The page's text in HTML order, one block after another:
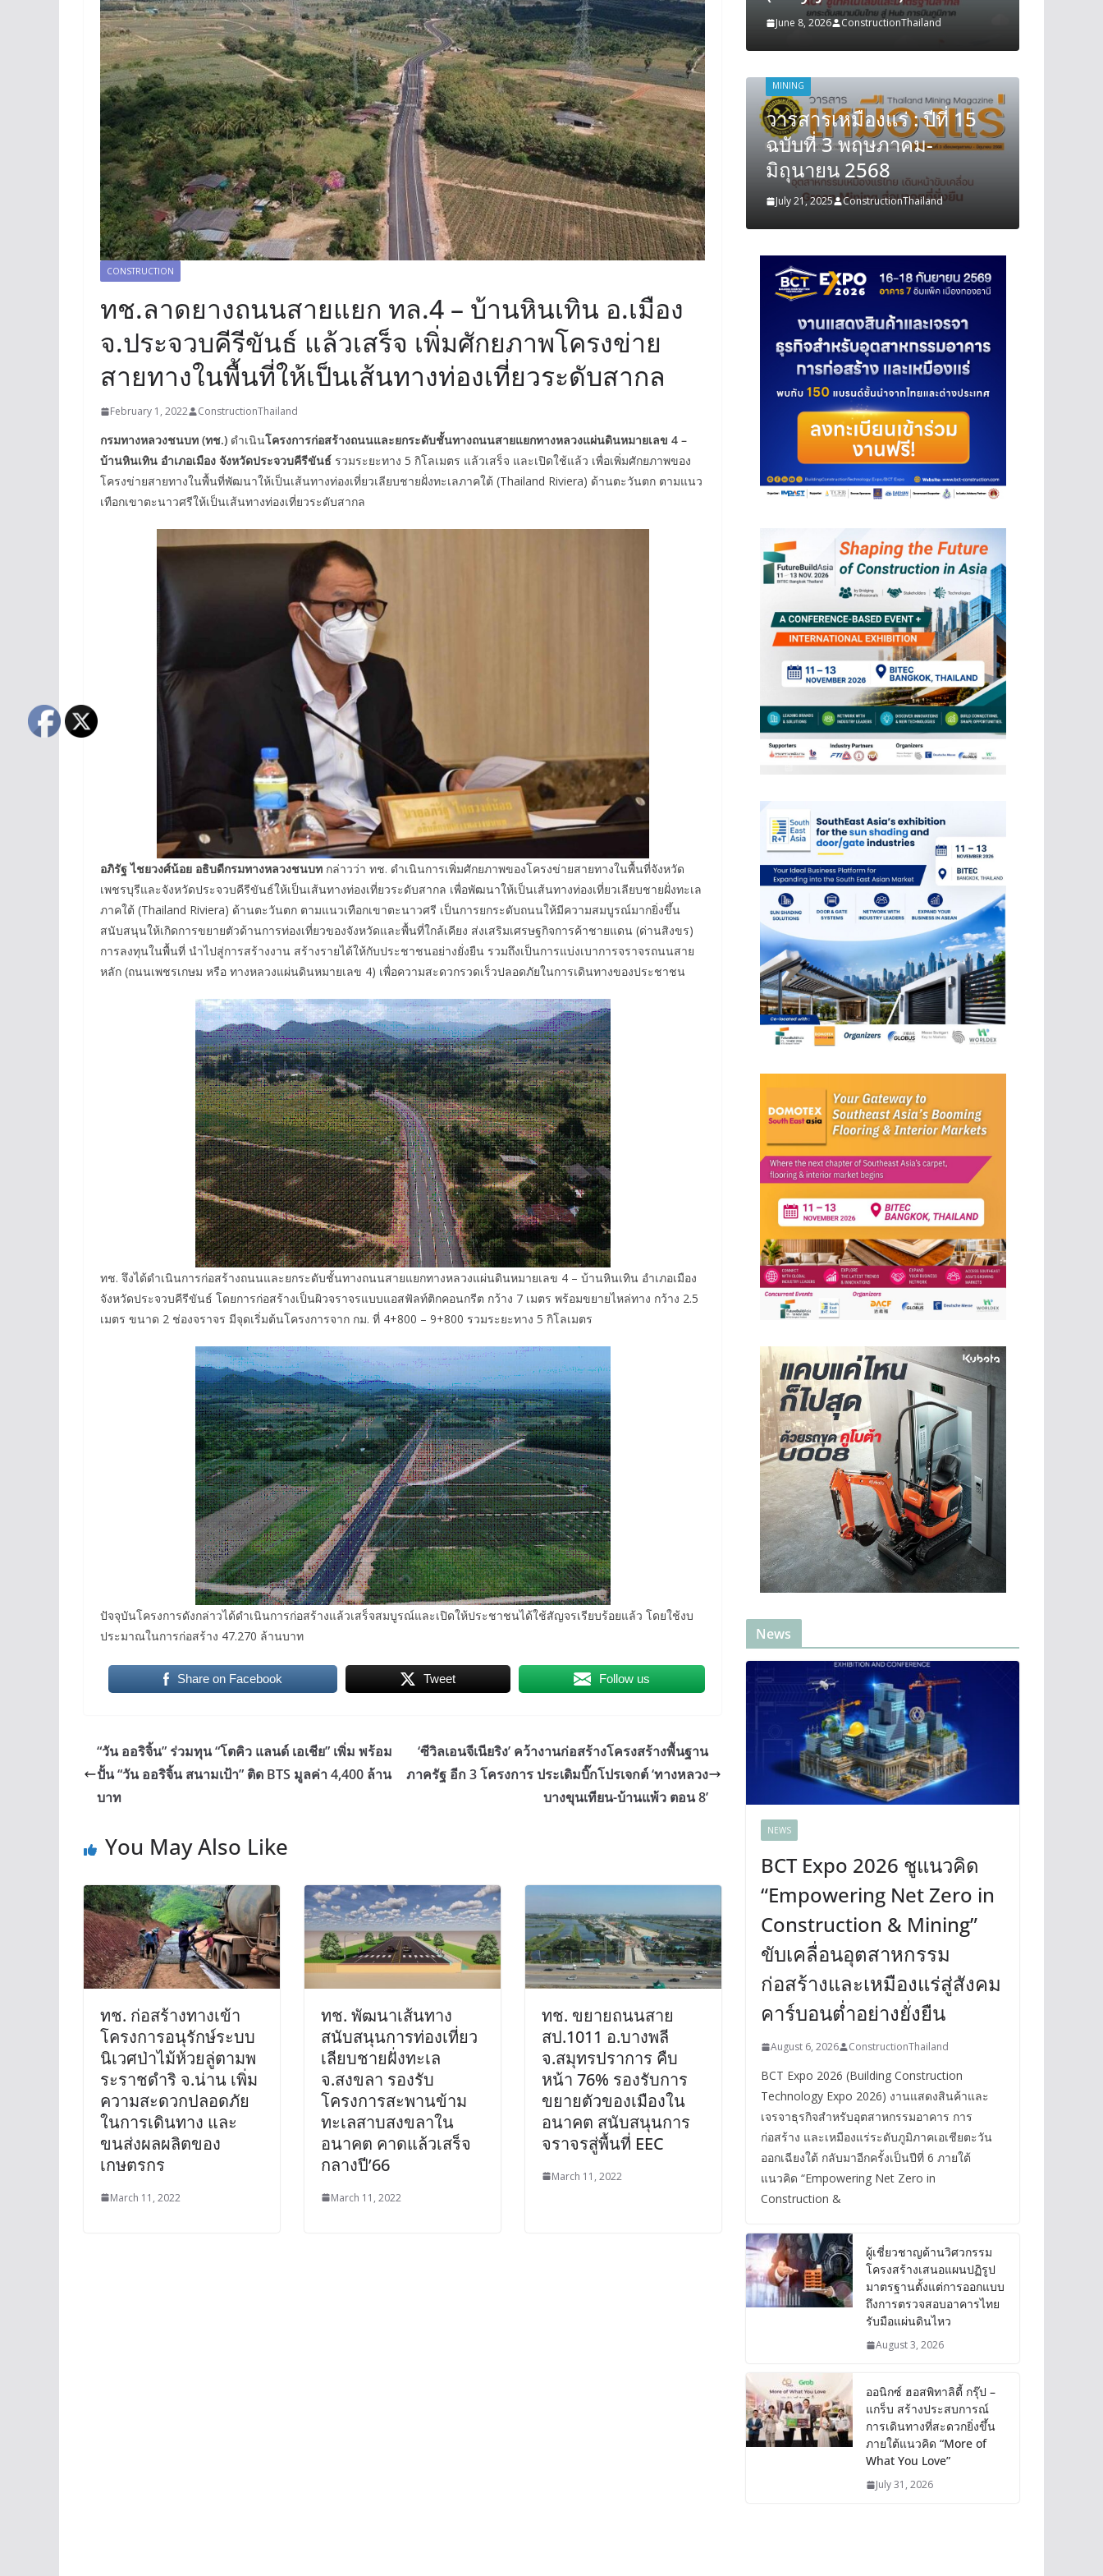
CONSTRUCTION
ทช.ลาดยางถนนสายแยก ทล.4 – บ้านหินเทิน อ.เมือง
จ.ประจวบคีรีขันธ์ แล้วเสร็จ เพิ่มศักยภาพโครงข่าย
สายทางในพื้นที่ให้เป็นเส้นทางท่องเที่ยวระดับสากล
February 1, 2022 ConstructionThailand
กรมทางหลวงชนบท (ทช.) ดำเนินโครงการก่อสร้างถนนและยกระดับชั้นทางถนนสายแยกทางหลวงแผ่นดินหมายเลข 4 –
บ้านหินเทิน อำเภอเมือง จังหวัดประจวบคีรีขันธ์ รวมระยะทาง 5 กิโลเมตร แล้วเสร็จ และเปิดใช้แล้ว เพื่อเพิ่มศักยภาพของ
โครงข่ายสายทางในพื้นที่พัฒนาให้เป็นเส้นทางท่องเที่ยวเลียบชายฝั่งทะเลภาคใต้ (Thailand Riviera) ด้านตะวันตก ตามแนว
เทือกเขาตะนาวศรีให้เป็นเส้นทางท่องเที่ยวระดับสากล
อภิรัฐ ไชยวงศ์น้อย อธิบดีกรมทางหลวงชนบท กล่าวว่า ทช. ดำเนินการเพิ่มศักยภาพของโครงข่ายสายทางในพื้นที่จังหวัด
เพชรบุรีและจังหวัดประจวบคีรีขันธ์ให้เป็นเส้นทางท่องเที่ยวระดับสากล เพื่อพัฒนาให้เป็นเส้นทางท่องเที่ยวเลียบชายฝั่งทะเล
ภาคใต้ (Thailand Riviera) ด้านตะวันตก ตามแนวเทือกเขาตะนาวศรี เป็นการยกระดับถนนให้มีความสมบูรณ์มากยิ่งขึ้น
สนับสนุนให้เกิดการขยายตัวด้านการท่องเที่ยวของจังหวัดและพื้นที่ใกล้เคียง ส่งเสริมเศรษฐกิจการค้าชายแดน (ด่านสิงขร)
การลงทุนในพื้นที่ นำไปสู่การสร้างงาน สร้างรายได้ให้กับประชาชนอย่างยั่งยืน รวมถึงเป็นการแบ่งเบาการจราจรถนนสาย
หลัก (ถนนเพชรเกษม หรือ ทางหลวงแผ่นดินหมายเลข 4) เพื่อความสะดวกรวดเร็วปลอดภัยในการเดินทางของประชาชน
ทช. จึงได้ดำเนินการก่อสร้างถนนและยกระดับชั้นทางถนนสายแยกทางหลวงแผ่นดินหมายเลข 4 – บ้านหินเทิน อำเภอเมือง
จังหวัดประจวบคีรีขันธ์ โดยการก่อสร้างเป็นผิวจราจรแบบแอสฟัลท์ติกคอนกรีต กว้าง 7 เมตร พร้อมขยายไหล่ทาง กว้าง 2.5
เมตร ขนาด 2 ช่องจราจร มีจุดเริ่มต้นโครงการจาก กม. ที่ 4+800 – 9+800 รวมระยะทาง 5 กิโลเมตร
ปัจจุบันโครงการดังกล่าวได้ดำเนินการก่อสร้างแล้วเสร็จสมบูรณ์และเปิดให้ประชาชนได้ใช้สัญจรเรียบร้อยแล้ว โดยใช้งบ
ประมาณในการก่อสร้าง 47.270 ล้านบาท
Share on Facebook Tweet Follow us
“วัน ออริจิ้น” ร่วมทุน “โตคิว แลนด์ เอเชีย” เพิ่ม พร้อม
ปั้น “วัน ออริจิ้น สนามเป้า” ติด BTS มูลค่า 4,400 ล้าน
บาท
‘ซีวิลเอนจีเนียริง’ คว้างานก่อสร้างโครงสร้างพื้นฐาน
ภาครัฐ อีก 3 โครงการ ประเดิมบิ๊กโปรเจกต์ ‘ทางหลวง
บางขุนเทียน-บ้านแพ้ว ตอน 8’
You May Also Like
ทช. ก่อสร้างทางเข้า
โครงการอนุรักษ์ระบบ
นิเวศป่าไม้ห้วยลู่ตามพ
ระราชดำริ จ.น่าน เพิ่ม
ความสะดวกปลอดภัย
ในการเดินทาง และ
ขนส่งผลผลิตของ
เกษตรกร
March 11, 2022
ทช. พัฒนาเส้นทาง
สนับสนุนการท่องเที่ยว
เลียบชายฝั่งทะเล
จ.สงขลา รองรับ
โครงการสะพานข้าม
ทะเลสาบสงขลาใน
อนาคต คาดแล้วเสร็จ
กลางปี’66
March 11, 2022
ทช. ขยายถนนสาย
สป.1011 อ.บางพลี
จ.สมุทรปราการ คืบ
หน้า 76% รองรับการ
ขยายตัวของเมืองใน
อนาคต สนับสนุนการ
จราจรสู่พื้นที่ EEC
March 11, 2022
June 8, 2026 ConstructionThailand June 8, 2026 ConstructionThailand
MINING
วารสารเหมืองแร่ : ปีที่ 15
ฉบับที่ 3 พฤษภาคม-
มิถุนายน 2568
July 21, 2025 ConstructionThailand
MINING
วารสารเหมืองแร่ : ปีที่ 15
ฉบับที่ 3 พฤษภาคม-
มิถุนายน 2568
July 21, 2025 ConstructionThailand
News
NEWS
BCT Expo 2026 ชูแนวคิด
“Empowering Net Zero in
Construction & Mining”
ขับเคลื่อนอุตสาหกรรม
ก่อสร้างและเหมืองแร่สู่สังคม
คาร์บอนต่ำอย่างยั่งยืน
August 6, 2026 ConstructionThailand
BCT Expo 2026 (Building Construction
Technology Expo 2026) งานแสดงสินค้าและ
เจรจาธุรกิจสำหรับอุตสาหกรรมอาคาร การ
ก่อสร้าง และเหมืองแร่ระดับภูมิภาคเอเชียตะวัน
ออกเฉียงใต้ กลับมาอีกครั้งเป็นปีที่ 6 ภายใต้
แนวคิด “Empowering Net Zero in
Construction &
ผู้เชี่ยวชาญด้านวิศวกรรม
โครงสร้างเสนอแผนปฏิรูป
มาตรฐานตั้งแต่การออกแบบ
ถึงการตรวจสอบอาคารไทย
รับมือแผ่นดินไหว
August 3, 2026
ออนิกซ์ ฮอสพิทาลิตี้ กรุ๊ป –
แกร็บ สร้างประสบการณ์
การเดินทางที่สะดวกยิ่งขึ้น
ภายใต้แนวคิด “More of
What You Love”
July 31, 2026